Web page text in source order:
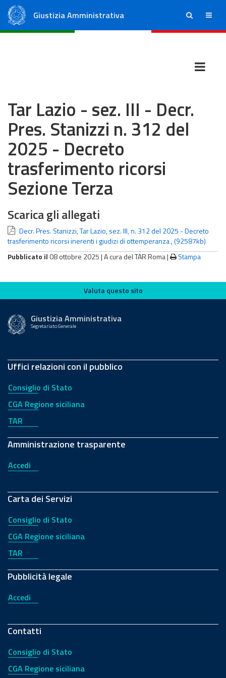
Giustizia Amministrativa ricerca menu
Tar Lazio - sez. III - Decr.
Pres. Stanizzi n. 312 del
2025 - Decreto
trasferimento ricorsi
Sezione Terza
Scarica gli allegati
Decr. Pres. Stanizzi, Tar Lazio, sez. III, n. 312 del 2025 - Decreto
trasferimento ricorsi inerenti i giudizi di ottemperanza,(92587kb)
Pubblicato il 08 ottobre 2025 |A cura del TAR Roma| Stampa
Valuta questo sito
Valuta questo sito
Giustizia Amministrativa
Segretariato Generale
Uffici relazioni con il pubblico
Consiglio di Stato
CGA Regione siciliana
TAR
Amministrazione trasparente
Accedi
Carta dei Servizi
Consiglio di Stato
CGA Regione siciliana
TAR
Pubblicità legale
Accedi
Contatti
Consiglio di Stato
CGA Regione siciliana